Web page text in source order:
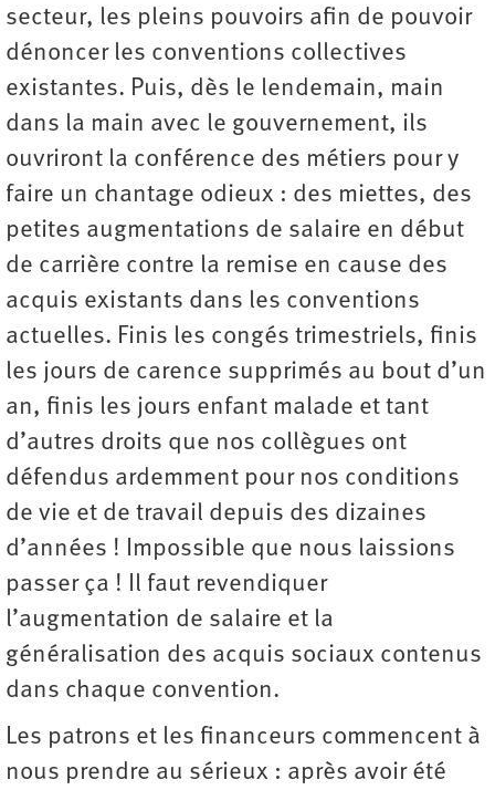
secteur, les pleins pouvoirs afin de pouvoir
dénoncer les conventions collectives
existantes. Puis, dès le lendemain, main
dans la main avec le gouvernement, ils
ouvriront la conférence des métiers pour y
faire un chantage odieux : des miettes, des
petites augmentations de salaire en début
de carrière contre la remise en cause des
acquis existants dans les conventions
actuelles. Finis les congés trimestriels, finis
les jours de carence supprimés au bout d’un
an, finis les jours enfant malade et tant
d’autres droits que nos collègues ont
défendus ardemment pour nos conditions
de vie et de travail depuis des dizaines
d’années ! Impossible que nous laissions
passer ça ! Il faut revendiquer
l’augmentation de salaire et la
généralisation des acquis sociaux contenus
dans chaque convention.
Les patrons et les financeurs commencent à
nous prendre au sérieux : après avoir été